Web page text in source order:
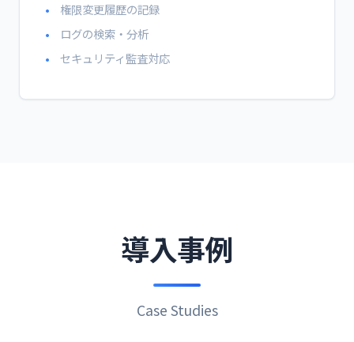
権限変更履歴の記録
ログの検索・分析
セキュリティ監査対応
導入事例
Case Studies